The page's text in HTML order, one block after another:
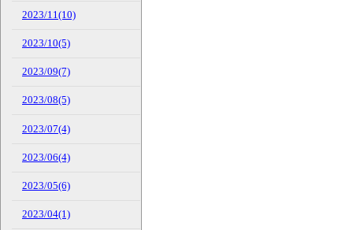
2023/11(10)
2023/10(5)
2023/09(7)
2023/08(5)
2023/07(4)
2023/06(4)
2023/05(6)
2023/04(1)